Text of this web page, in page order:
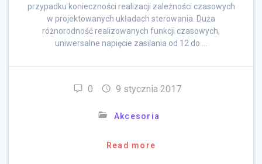
przypadku konieczności realizacji zależności czasowych
w projektowanych układach sterowania. Duża
różnorodność realizowanych funkcji czasowych,
uniwersalne napięcie zasilania od 12 do …
0 9 stycznia 2017
Akcesoria
Read more